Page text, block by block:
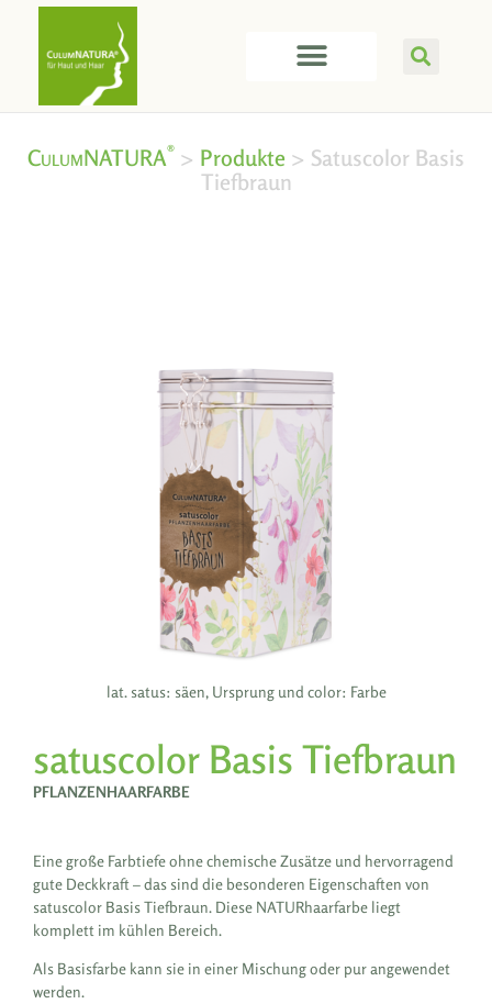
CULUMNATURA® > Produkte > Satuscolor Basis
Tiefbraun
lat. satus: säen, Ursprung und color: Farbe
satuscolor Basis Tiefbraun
PFLANZENHAARFARBE
Eine große Farbtiefe ohne chemische Zusätze und hervorragend
gute Deckkraft – das sind die besonderen Eigenschaften von
satuscolor Basis Tiefbraun. Diese NATURhaarfarbe liegt
komplett im kühlen Bereich.
Als Basisfarbe kann sie in einer Mischung oder pur angewendet
werden.